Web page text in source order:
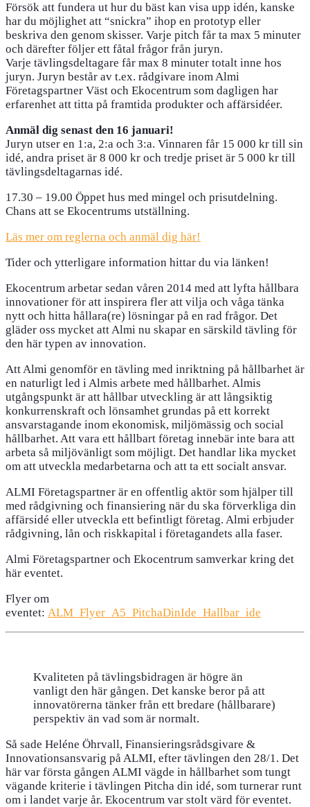
Försök att fundera ut hur du bäst kan visa upp idén, kanske
har du möjlighet att “snickra” ihop en prototyp eller
beskriva den genom skisser. Varje pitch får ta max 5 minuter
och därefter följer ett fåtal frågor från juryn.
Varje tävlingsdeltagare får max 8 minuter totalt inne hos
juryn. Juryn består av t.ex. rådgivare inom Almi
Företagspartner Väst och Ekocentrum som dagligen har
erfarenhet att titta på framtida produkter och affärsidéer.
Anmäl dig senast den 16 januari!
Juryn utser en 1:a, 2:a och 3:a. Vinnaren får 15 000 kr till sin
idé, andra priset är 8 000 kr och tredje priset är 5 000 kr till
tävlingsdeltagarnas idé.
17.30 – 19.00 Öppet hus med mingel och prisutdelning.
Chans att se Ekocentrums utställning.
Läs mer om reglerna och anmäl dig här!
Tider och ytterligare information hittar du via länken!
Ekocentrum arbetar sedan våren 2014 med att lyfta hållbara
innovationer för att inspirera fler att vilja och våga tänka
nytt och hitta hållara(re) lösningar på en rad frågor. Det
gläder oss mycket att Almi nu skapar en särskild tävling för
den här typen av innovation.
Att Almi genomför en tävling med inriktning på hållbarhet är
en naturligt led i Almis arbete med hållbarhet. Almis
utgångspunkt är att hållbar utveckling är att långsiktig
konkurrenskraft och lönsamhet grundas på ett korrekt
ansvarstagande inom ekonomisk, miljömässig och social
hållbarhet. Att vara ett hållbart företag innebär inte bara att
arbeta så miljövänligt som möjligt. Det handlar lika mycket
om att utveckla medarbetarna och att ta ett socialt ansvar.
ALMI Företagspartner är en offentlig aktör som hjälper till
med rådgivning och finansiering när du ska förverkliga din
affärsidé eller utveckla ett befintligt företag. Almi erbjuder
rådgivning, lån och riskkapital i företagandets alla faser.
Almi Företagspartner och Ekocentrum samverkar kring det
här eventet.
Flyer om
eventet: ALM_Flyer_A5_PitchaDinIde_Hallbar_ide
Kvaliteten på tävlingsbidragen är högre än
vanligt den här gången. Det kanske beror på att
innovatörerna tänker från ett bredare (hållbarare)
perspektiv än vad som är normalt.
Så sade Heléne Öhrvall, Finansieringsrådsgivare &
Innovationsansvarig på ALMI, efter tävlingen den 28/1. Det
här var första gången ALMI vägde in hållbarhet som tungt
vägande kriterie i tävlingen Pitcha din idé, som turnerar runt
om i landet varje år. Ekocentrum var stolt värd för eventet.